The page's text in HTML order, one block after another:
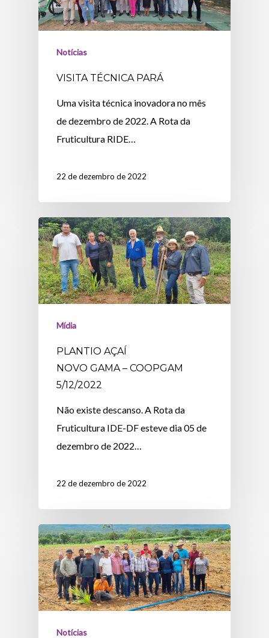
Notícias
VISITA TÉCNICA PARÁ
Uma visita técnica inovadora no mês
de dezembro de 2022. A Rota da
Fruticultura RIDE…
22 de dezembro de 2022
Mídia
PLANTIO AÇAÍ
NOVO GAMA – COOPGAM
5/12/2022
Não existe descanso. A Rota da
Fruticultura IDE-DF esteve dia 05 de
dezembro de 2022…
22 de dezembro de 2022
Notícias